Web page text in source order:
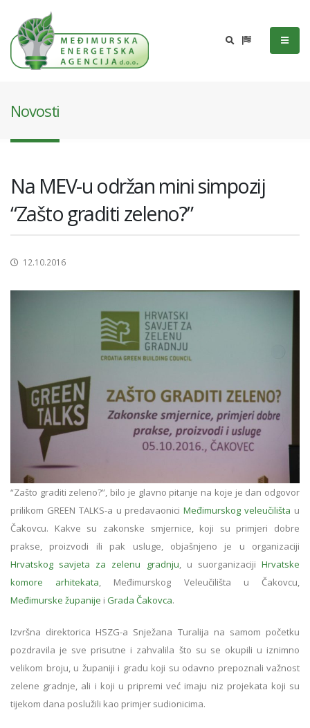
Novosti
Na MEV-u održan mini simpozij
“Zašto graditi zeleno?”
12.10.2016
“Zašto graditi zeleno?”, bilo je glavno pitanje na koje je dan odgovor
prilikom GREEN TALKS-a u predavaoniciMeđimurskog veleučilišta u
Čakovcu. Kakve su zakonske smjernice, koji su primjeri dobre
prakse, proizvodi ili pak usluge, objašnjeno je u organizaciji
Hrvatskog savjeta za zelenu gradnju, u suorganizacijiHrvatske
komore arhitekata, Međimurskog Veleučilišta u Čakovcu,
Međimurske županije i Grada Čakovca.
Izvršna direktorica HSZG-a Snježana Turalija na samom početku
pozdravila je sve prisutne i zahvalila što su se okupili u iznimno
velikom broju, u županiji i gradu koji su odavno prepoznali važnost
zelene gradnje, ali i koji u pripremi već imaju niz projekata koji su
tijekom dana poslužili kao primjer sudionicima.